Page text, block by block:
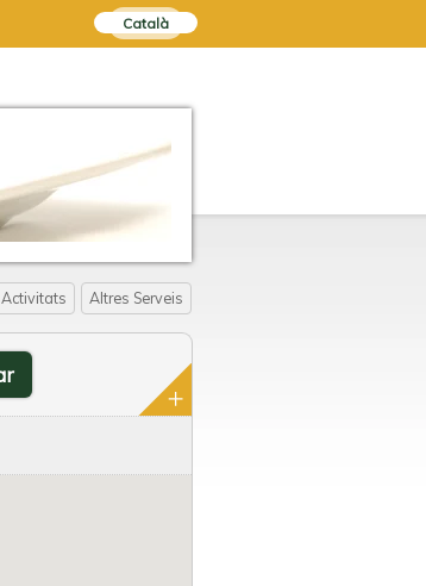
Català
Activitats Altres Serveis